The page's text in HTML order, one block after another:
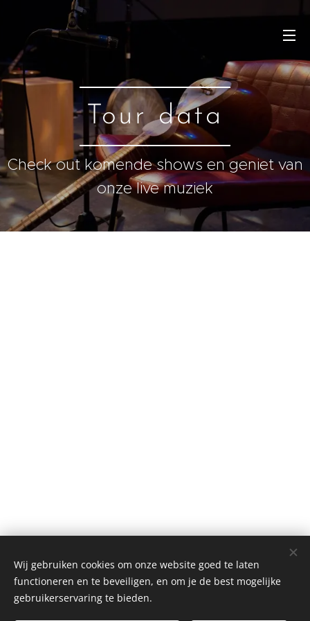
Tour data
Check out komende shows en geniet van
onze live muziek
Wij gebruiken cookies om onze website goed te laten
functioneren en te beveiligen, en om je de best mogelijke
gebruikerservaring te bieden.